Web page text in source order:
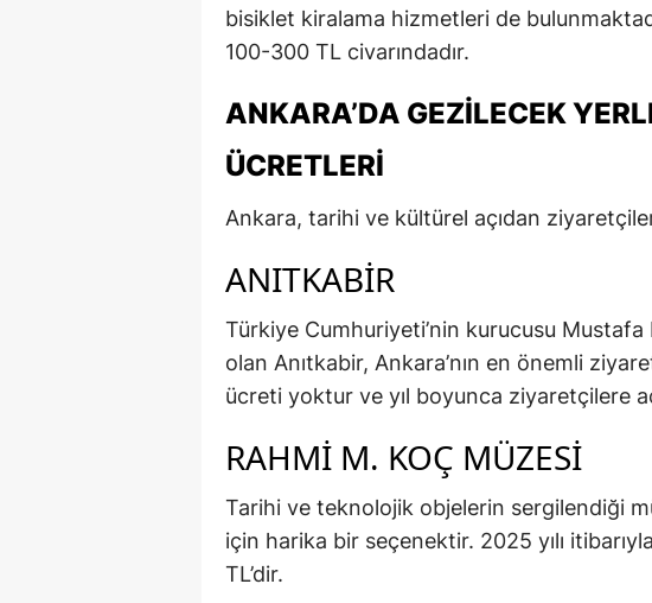
bisiklet kiralama hizmetleri de
100-300 TL civarındadır.
ANKARA’DA GEZILECEK
ÜCRETLERI
Ankara, tarihi ve kültürel açıdan
ANITKABIR
Türkiye Cumhuriyeti’nin kurucusu Mustafa
olan Anıtkabir, Ankara’nın en önemli
ücreti yoktur ve yıl boyunca ziyaretçilere
RAHMI M. KOÇ MÜZESI
Tarihi ve teknolojik objelerin sergilendiği
için harika bir seçenektir. 2025 yılı
TL’dir.